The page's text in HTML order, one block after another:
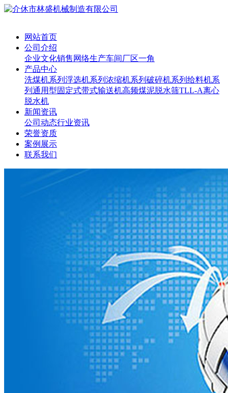
网站首页
公司介绍
企业文化销售网络生产车间厂区一角
产品中心
洗煤机系列 浮选机系列 浓缩机系列 破碎机系列 给料机系
列 通用型固定式带式输送机高频煤泥脱水筛TLL-A离心
脱水机
新闻资讯
公司动态行业资讯
荣誉资质
案例展示
联系我们